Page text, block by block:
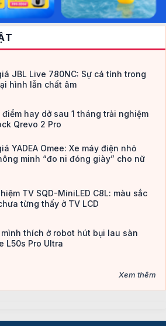
JBL Live 780NC: Sự cá tính trong
hình lẫn chất âm
điểm hay dở sau 1 tháng trải nghiệm
Qrevo 2 Pro
YADEA Omee: Xe máy điện nhỏ
minh “đo ni đóng giày” cho nữ
TV SQD-MiniLED C8L: màu sắc
từng thấy ở TV LCD
mình thích ở robot hút bụi lau sàn
L50s Pro Ultra
Xem thêm